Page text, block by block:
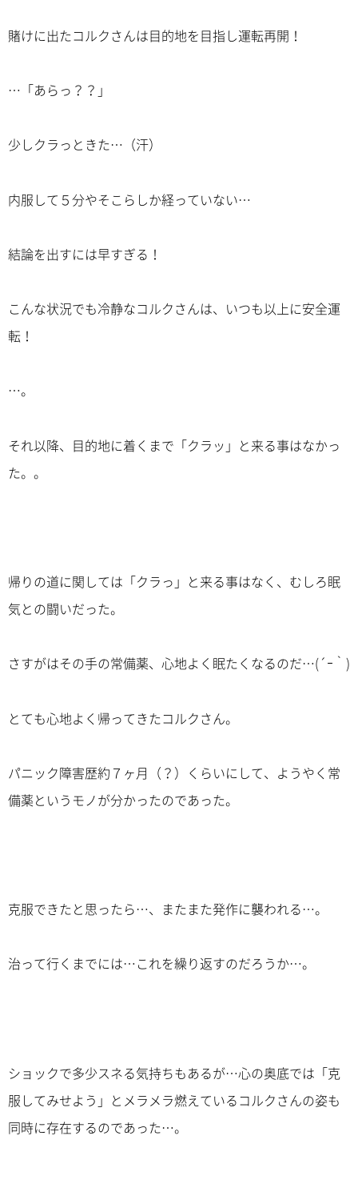
賭けに出たコルクさんは目的地を目指し運転再開！
…「あらっ？？」
少しクラっときた…（汗）
内服して５分やそこらしか経っていない…
結論を出すには早すぎる！
こんな状況でも冷静なコルクさんは、いつも以上に安全運
転！
…。
それ以降、目的地に着くまで「クラッ」と来る事はなかっ
た。。
帰りの道に関しては「クラっ」と来る事はなく、むしろ眠
気との闘いだった。
さすがはその手の常備薬、心地よく眠たくなるのだ…(´ｰ｀)
とても心地よく帰ってきたコルクさん。
パニック障害歴約７ヶ月（？）くらいにして、ようやく常
備薬というモノが分かったのであった。
克服できたと思ったら…、またまた発作に襲われる…。
治って行くまでには…これを繰り返すのだろうか…。
ショックで多少スネる気持ちもあるが…心の奥底では「克
服してみせよう」とメラメラ燃えているコルクさんの姿も
同時に存在するのであった…。